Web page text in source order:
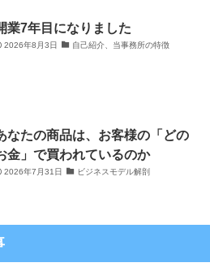
業7年目になりました
2026年8月3日 自己紹介、当事務所の特徴
なたの商品は、お客様の「どの
金」で買われているのか
2026年7月31日 ビジネスモデル解剖